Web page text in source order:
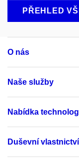
PŘEHLED
O nás
Naše služby
Nabídka
Duševní vlastnictví